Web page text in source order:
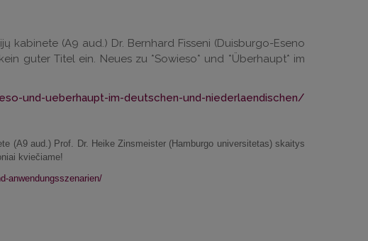
kabinete (A9 aud.) Dr. Bernhard Fisseni (Duisburgo-Eseno
guter Titel ein. Neues zu *Sowieso* und *Überhaupt* im
und-ueberhaupt-im-deutschen-und-niederlaendischen/
(A9 aud.) Prof. Dr. Heike Zinsmeister (Hamburgo universitetas) skaitys
kviečiame!
anwendungsszenarien/